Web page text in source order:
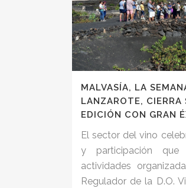
MALVASÍA, LA
LANZAROTE, CIERRA
EDICIÓN CON GRAN
El sector del vino
y participación
actividades
Regulador de la D.O.